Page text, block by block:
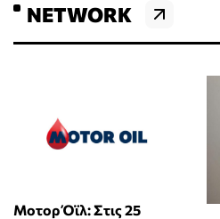
NETWORK
Μοτορ Όϊλ: Στις 25